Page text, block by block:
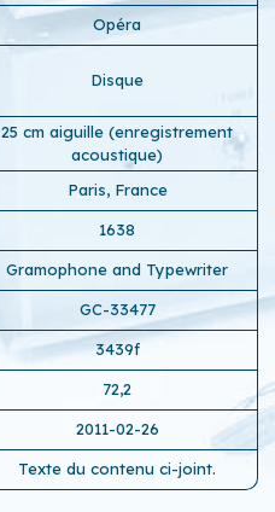
Opéra
Disque
25 cm aiguille (enregistrement
acoustique)
Paris, France
1638
Gramophone and Typewriter
GC-33477
3439f
72,2
2011-02-26
Texte du contenu ci-joint.